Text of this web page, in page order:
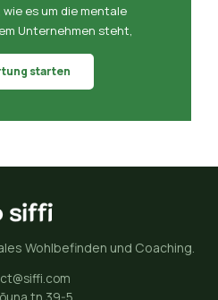
es um die mentale
Unternehmen steht,
starten
Wohlbefinden und Coaching.